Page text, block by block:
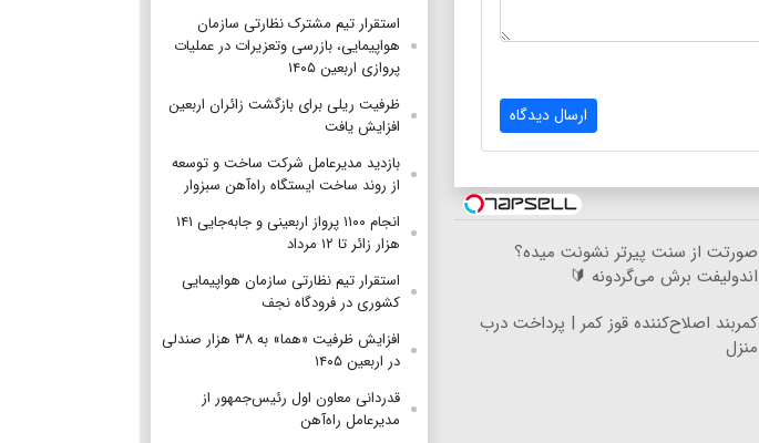
ارسال دیدگاه
صورتت از سنت پیرتر نشونت میده؟
اندولیفت برش می‌گردونه 🔰
کمربند اصلاح‌کننده قوز کمر | پرداخت درب
منزل
استقرار تیم مشترک نظارتی سازمان
هواپیمایی، بازرسی وتعزیرات در عملیات
پروازی اربعین ۱۴۰۵
ظرفیت ریلی برای بازگشت زائران اربعین
افزایش یافت
بازدید مدیرعامل شرکت ساخت و توسعه
از روند ساخت ایستگاه راه‌آهن سبزوار
انجام ۱۱۰۰ پرواز اربعینی و جابه‌جایی ۱۴۱
هزار زائر تا ۱۲ مرداد
استقرار تیم‌ نظارتی سازمان هواپیمایی
کشوری در فرودگاه نجف
افزایش ظرفیت «هما» به ۳۸ هزار صندلی
در اربعین ۱۴۰۵
قدردانی معاون اول رئیس‌جمهور از
مدیرعامل راه‌آهن